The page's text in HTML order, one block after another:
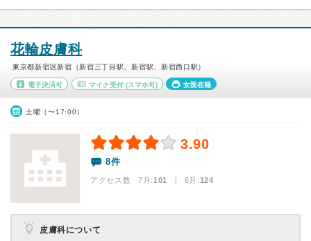
花輪皮膚科
東京都新宿区新宿（新宿三丁目駅、新宿駅、新宿西口駅）
電子決済可 マイナ受付(スマホ可) 女医在籍
土曜（〜17:00）
3.90
8件
アクセス数 7月:101 | 6月:124
皮膚科について